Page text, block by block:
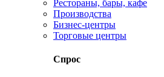
Рестораны, бары, кафе
Производства
Бизнес-центры
Торговые центры
Спрос